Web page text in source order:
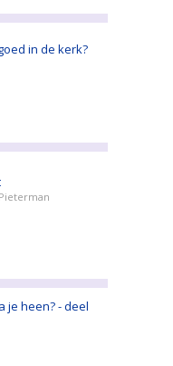
in de kerk?
je heen? - deel